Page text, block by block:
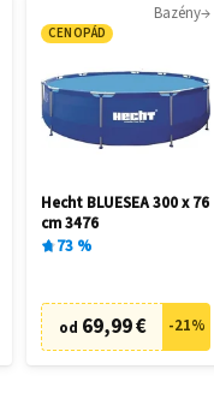
Bazény
CENOPÁD
Hecht BLUESEA 300 x 76
cm 3476
73 %
od 69,99 € -21%